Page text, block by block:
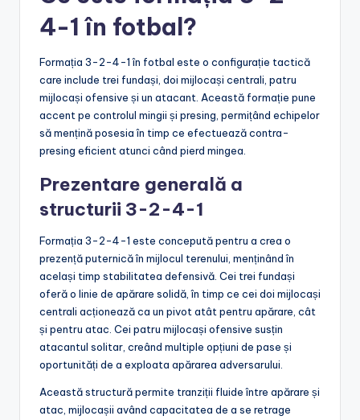
4-1 în fotbal?
Formația 3-2-4-1 în fotbal este o configurație tactică
care include trei fundași, doi mijlocași centrali, patru
mijlocași ofensive și un atacant. Această formație pune
accent pe controlul mingii și presing, permițând echipelor
să mențină posesia în timp ce efectuează contra-
presing eficient atunci când pierd mingea.
Prezentare generală a
structurii 3-2-4-1
Formația 3-2-4-1 este concepută pentru a crea o
prezență puternică în mijlocul terenului, menținând în
același timp stabilitatea defensivă. Cei trei fundași
oferă o linie de apărare solidă, în timp ce cei doi mijlocași
centrali acționează ca un pivot atât pentru apărare, cât
și pentru atac. Cei patru mijlocași ofensive susțin
atacantul solitar, creând multiple opțiuni de pase și
oportunități de a exploata apărarea adversarului.
Această structură permite tranziții fluide între apărare și
atac, mijlocașii având capacitatea de a se retrage